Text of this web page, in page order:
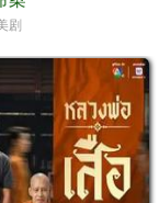
剧